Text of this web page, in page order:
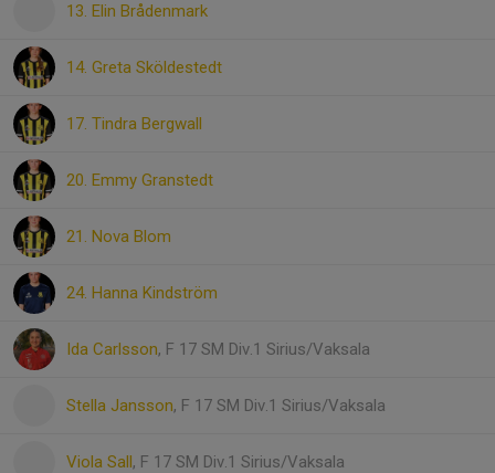
13. Elin Brådenmark
14. Greta Sköldestedt
17. Tindra Bergwall
20. Emmy Granstedt
21. Nova Blom
24. Hanna Kindström
Ida Carlsson, F 17 SM Div.1 Sirius/Vaksala
Stella Jansson, F 17 SM Div.1 Sirius/Vaksala
Viola Sall, F 17 SM Div.1 Sirius/Vaksala